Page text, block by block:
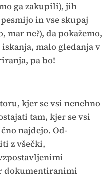
ga zakupili), jih
in vse skupaj
ne?), da pokažemo,
malo gledanja v
pa bo!
kjer se vsi nenehno
tam, kjer se vsi
najdejo. Od-
z všečki,
dokumentiranimi